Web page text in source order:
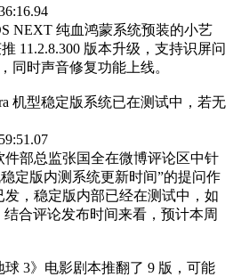
NEXT 纯血鸿蒙系统预装的小艺
11.2.8.300 版本升级，支持识屏问
同时声音修复功能上线。
机型稳定版系统已在测试中，若无
件部总监张国全在微博评论区中针
定版内测系统更新时间”的提问作
发，稳定版内部已经在测试中，如
合评论发布时间来看，预计本周
3》电影剧本推翻了 9 版，可能